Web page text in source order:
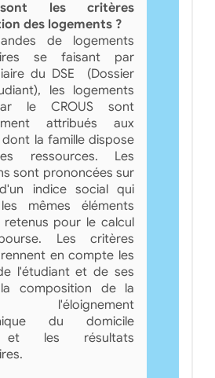
les critères
des logements ?
de logements
se faisant par
du DSE (Dossier
les logements
le CROUS sont
attribués aux
la famille dispose
ressources. Les
sont prononcées sur
indice social qui
mêmes éléments
pour le calcul
Les critères
en compte les
l'étudiant et de ses
composition de la
l'éloignement
du domicile
et les résultats